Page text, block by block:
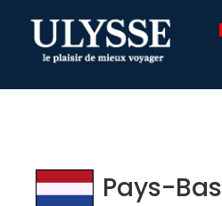
TEST
Pays-Bas